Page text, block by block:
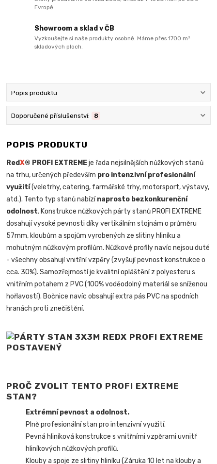
Evropě.
Showroom a sklad v ČB
Vyzkoušejte si naše produkty osobně. Máme přes 1700 m²
skladových ploch.
Popis produktu
Doporučené příslušenství: 8
POPIS PRODUKTU
RedX® PROFI EXTREME je řada nejsilnějších nůžkových stanů
na trhu, určených především pro intenzivní profesionální
využití(veletrhy, catering, farmářské trhy, motorsport, výstavy,
atd.). Tento typ stanů nabízínaprosto bezkonkurenční
odolnost. Konstrukce nůžkových párty stanů PROFI EXTREME
dosahují vysoké pevnosti díky vertikálním stojnám o průměru
57mm, kloubům a spojům vyrobených ze slitiny hliníku a
mohutným nůžkovým profilům. Nůžkové profily navíc nejsou duté
- všechny obsahují vnitřní vzpěry (zvyšují pevnost konstrukce o
cca. 30%). Samozřejmostí je kvalitní opláštění z polyesteru s
vnitřním potahem z PVC (100% voděodolný materiál se sníženou
hořlavostí). Bočnice navíc obsahují extra pás PVC na spodních
hranách proti znečištění.
PROČ ZVOLIT TENTO PROFI EXTREME
STAN?
Extrémní pevnost a odolnost.
Plně profesionální stan pro intenzivní využití.
Pevná hliníková konstrukce s vnitřními vzpěrami uvnitř
hliníkových nůžkových profilů.
Klouby a spoje ze slitiny hliníku (Záruka 10 let na klouby a